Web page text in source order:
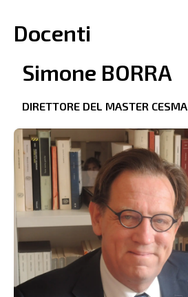
Docenti
Simone BORRA
DIRETTORE DEL MASTER CESMA